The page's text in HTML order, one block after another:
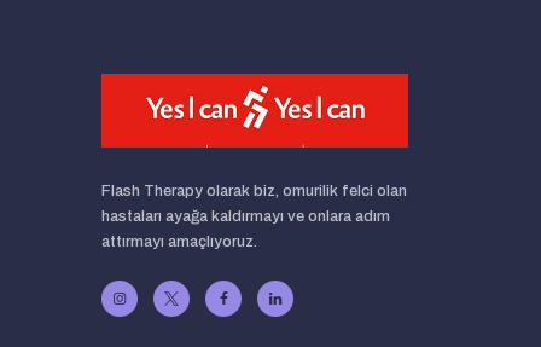
Flash Therapy olarak biz, omurilik felci olan
hastaları ayağa kaldırmayı ve onlara adım
attırmayı amaçlıyoruz.